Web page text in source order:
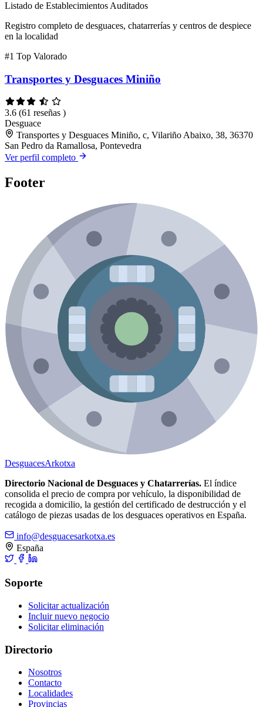
Listado de Establecimientos Auditados
Registro completo de desguaces, chatarrerías y centros de despiece
en la localidad
#1 Top Valorado
Transportes y Desguaces Miniño
3.6 (61 reseñas )
Desguace
Transportes y Desguaces Miniño, c, Vilariño Abaixo, 38, 36370
San Pedro da Ramallosa, Pontevedra
Ver perfil completo
Footer
DesguacesArkotxa
Directorio Nacional de Desguaces y Chatarrerías. El índice
consolida el precio de compra por vehículo, la disponibilidad de
recogida a domicilio, la gestión del certificado de destrucción y el
catálogo de piezas usadas de los desguaces operativos en España.
info@desguacesarkotxa.es
España
Soporte
Solicitar actualización
Incluir nuevo negocio
Solicitar eliminación
Directorio
Nosotros
Contacto
Localidades
Provincias